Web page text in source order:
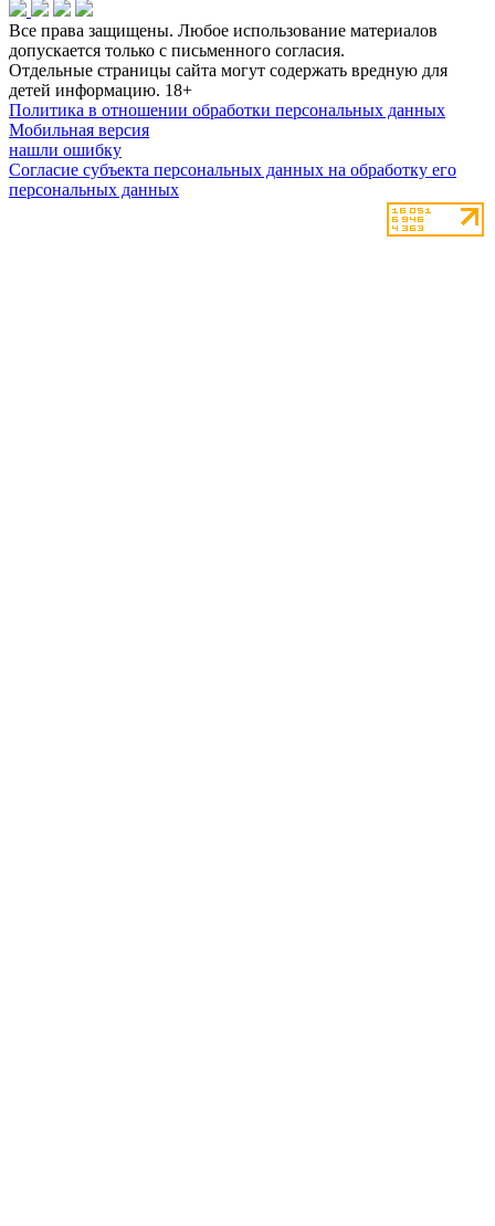
Все права защищены. Любое использование материалов
допускается только с письменного согласия.
Отдельные страницы сайта могут содержать вредную для
детей информацию. 18+
Политика в отношении обработки персональных данных
Мобильная версия
нашли ошибку
Согласие субъекта персональных данных на обработку его
персональных данных